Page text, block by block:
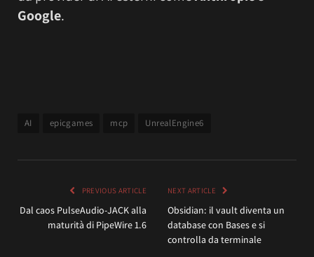
Google.
AI epicgames mcp UnrealEngine6
PREVIOUS ARTICLE
Dal caos PulseAudio-JACK alla
maturità di PipeWire 1.6
NEXT ARTICLE
Obsidian: il vault diventa un
database con Bases e si
controlla da terminale